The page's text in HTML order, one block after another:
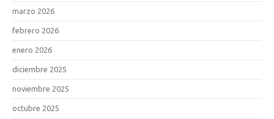
marzo 2026
febrero 2026
enero 2026
diciembre 2025
noviembre 2025
octubre 2025